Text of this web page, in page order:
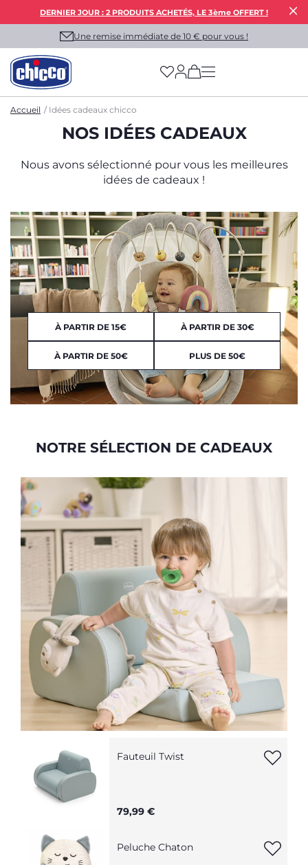
DERNIER JOUR : 2 PRODUITS ACHETÉS, LE 3ème OFFERT !
Une remise immédiate de 10 € pour vous !
(has more options
Accueil Idées cadeaux chicco
NOS IDÉES CADEAUX
Nous avons sélectionné pour vous les meilleures
idées de cadeaux !
À PARTIR DE 15€ À PARTIR DE 30€
À PARTIR DE 50€ PLUS DE 50€
NOTRE SÉLECTION DE CADEAUX
Fauteuil Twist
79,99 €
Peluche Chaton